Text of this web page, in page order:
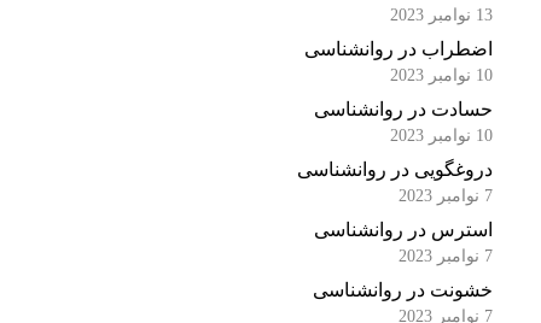
اضطراب در روانشناسی
حسادت در روانشناسی
دروغگویی در روانشناسی
استرس در روانشناسی
خشونت در روانشناسی